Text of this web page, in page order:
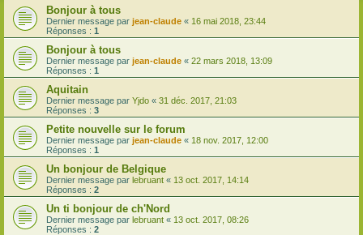
Bonjour à tous
Dernier message par jean-claude « 16 mai 2018, 23:44
Réponses : 1
Bonjour à tous
Dernier message par jean-claude « 22 mars 2018, 13:09
Réponses : 1
Aquitain
Dernier message par Yjdo « 31 déc. 2017, 21:03
Réponses : 3
Petite nouvelle sur le forum
Dernier message par jean-claude « 18 nov. 2017, 12:00
Réponses : 1
Un bonjour de Belgique
Dernier message par lebruant « 13 oct. 2017, 14:14
Réponses : 2
Un ti bonjour de ch'Nord
Dernier message par lebruant « 13 oct. 2017, 08:26
Réponses : 2